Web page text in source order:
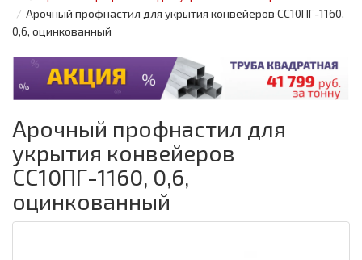
Арочный профнастил для укрытия конвейеров СС10ПГ-1160,
0,6, оцинкованный
Арочный профнастил для
укрытия конвейеров
СС10ПГ-1160, 0,6,
оцинкованный